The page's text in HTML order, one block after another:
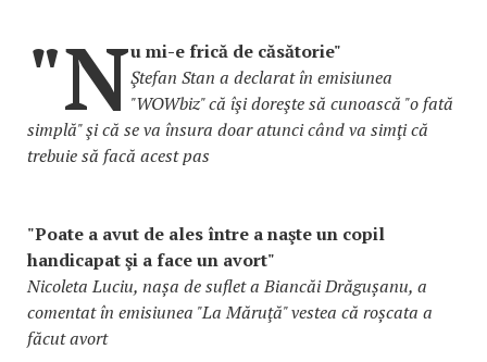
"Nu mi-e frică de căsătorie"
Ştefan Stan a declarat în emisiunea
"WOWbiz" că îşi doreşte să cunoască "o fată
simplă" şi că se va însura doar atunci când va simţi că
trebuie să facă acest pas
"Poate a avut de ales între a naşte un copil
handicapat şi a face un avort"
Nicoleta Luciu, nașa de suflet a Biancăi Drăgușanu, a
comentat în emisiunea "La Măruţă" vestea că roșcata a
făcut avort